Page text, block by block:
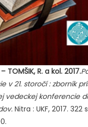
TOMŠIK, R. a kol. 2017.
v 21. storočí : zborník
vedeckej konferencie
Nitra : UKF, 2017. 322